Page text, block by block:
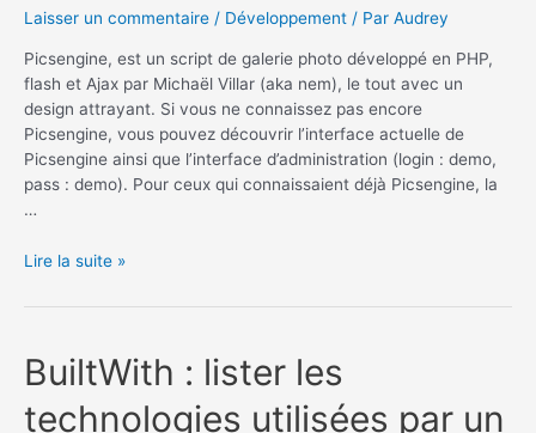
Laisser un commentaire / Développement / Par Audrey
Picsengine, est un script de galerie photo développé en PHP,
flash et Ajax par Michaël Villar (aka nem), le tout avec un
design attrayant. Si vous ne connaissez pas encore
Picsengine, vous pouvez découvrir l’interface actuelle de
Picsengine ainsi que l’interface d’administration (login : demo,
pass : demo). Pour ceux qui connaissaient déjà Picsengine, la
…
Picsengine
3
preview
Lire la suite »
BuiltWith : lister les
technologies utilisées par un